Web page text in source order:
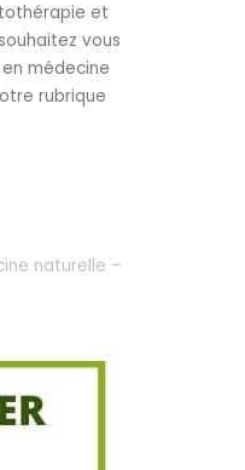
et
vous
médecine
rubrique
naturelle –